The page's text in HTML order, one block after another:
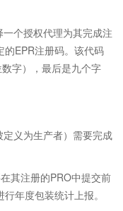
个授权代理为其完成注
EPR注册码。该代码
字），最后是九个字
义为生产者）需要完成
其注册的PRO中提交前
年度包装统计上报。